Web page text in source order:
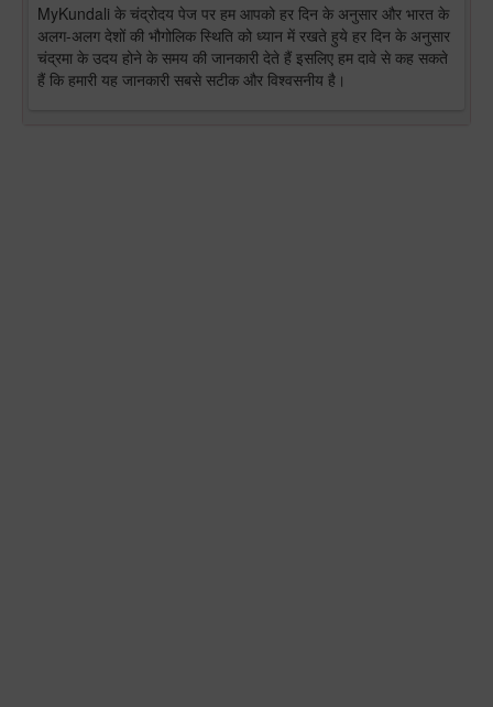
MyKundali के चंद्रोदय पेज पर हम आपको हर दिन के अनुसार और भारत के
अलग-अलग देशों की भौगोलिक स्थिति को ध्यान में रखते हुये हर दिन के अनुसार
चंद्रमा के उदय होने के समय की जानकारी देते हैं इसलिए हम दावे से कह सकते
हैं कि हमारी यह जानकारी सबसे सटीक और विश्वसनीय है।